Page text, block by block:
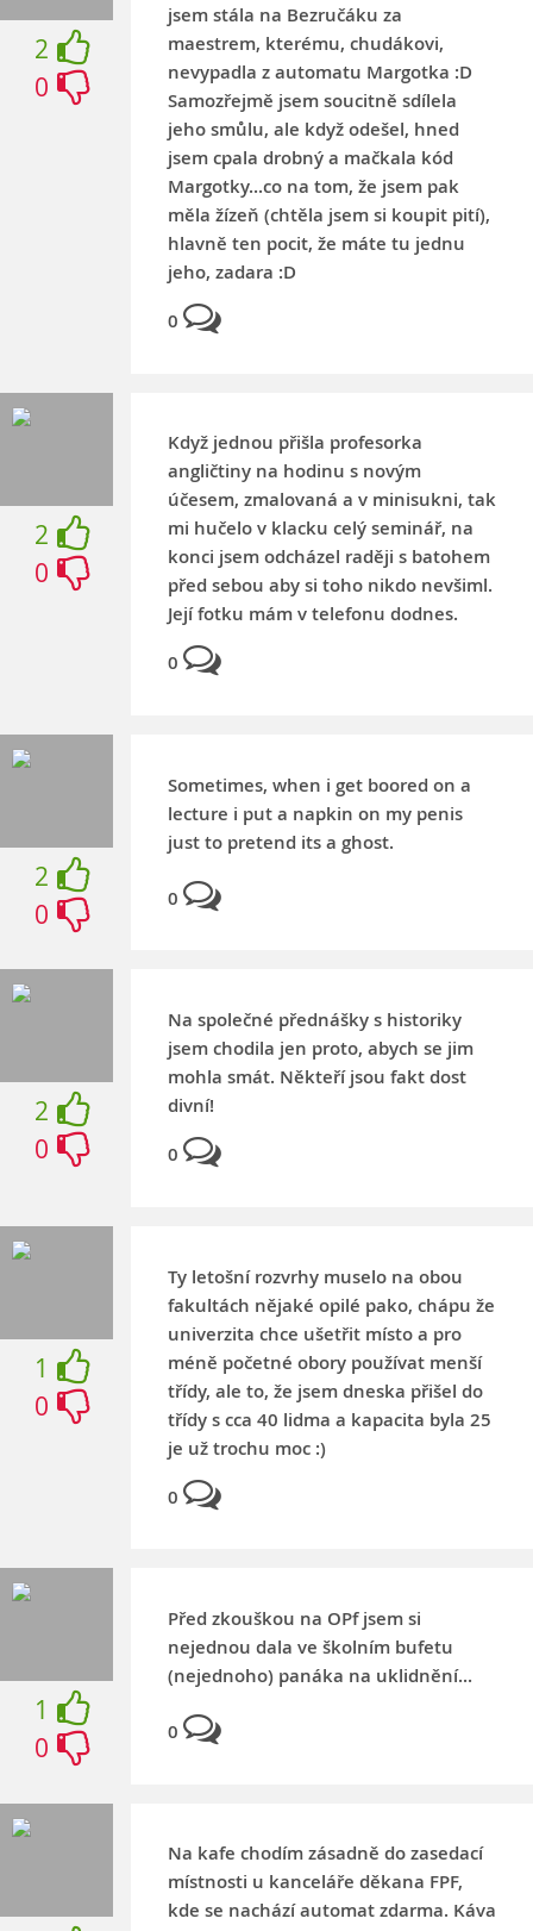
2
0
jsem stála na Bezručáku za
maestrem, kterému, chudákovi,
nevypadla z automatu Margotka :D
Samozřejmě jsem soucitně sdílela
jeho smůlu, ale když odešel, hned
jsem cpala drobný a mačkala kód
Margotky...co na tom, že jsem pak
měla žízeň (chtěla jsem si koupit pití),
hlavně ten pocit, že máte tu jednu
jeho, zadara :D
0
2
0
Když jednou přišla profesorka
angličtiny na hodinu s novým
účesem, zmalovaná a v minisukni, tak
mi hučelo v klacku celý seminář, na
konci jsem odcházel raději s batohem
před sebou aby si toho nikdo nevšiml.
Její fotku mám v telefonu dodnes.
0
2
0
Sometimes, when i get boored on a
lecture i put a napkin on my penis
just to pretend its a ghost.
0
2
0
Na společné přednášky s historiky
jsem chodila jen proto, abych se jim
mohla smát. Někteří jsou fakt dost
divní!
0
1
0
Ty letošní rozvrhy muselo na obou
fakultách nějaké opilé pako, chápu že
univerzita chce ušetřit místo a pro
méně početné obory používat menší
třídy, ale to, že jsem dneska přišel do
třídy s cca 40 lidma a kapacita byla 25
je už trochu moc :)
0
1
0
Před zkouškou na OPf jsem si
nejednou dala ve školním bufetu
(nejednoho) panáka na uklidnění...
0
Na kafe chodím zásadně do zasedací
místnosti u kanceláře děkana FPF,
kde se nachází automat zdarma. Káva